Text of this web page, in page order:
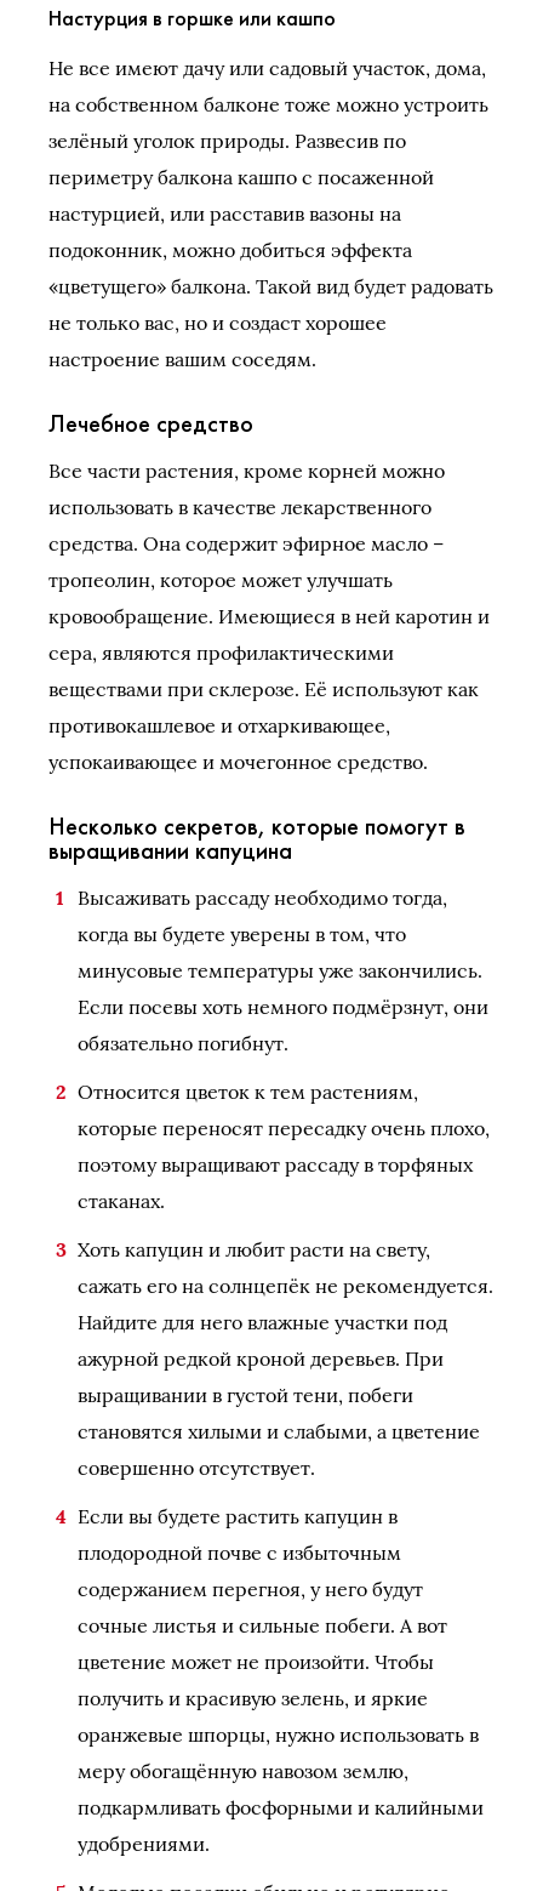
Настурция в горшке или кашпо
Не все имеют дачу или садовый участок, дома,
на собственном балконе тоже можно устроить
зелёный уголок природы. Развесив по
периметру балкона кашпо с посаженной
настурцией, или расставив вазоны на
подоконник, можно добиться эффекта
«цветущего» балкона. Такой вид будет радовать
не только вас, но и создаст хорошее
настроение вашим соседям.
Лечебное средство
Все части растения, кроме корней можно
использовать в качестве лекарственного
средства. Она содержит эфирное масло –
тропеолин, которое может улучшать
кровообращение. Имеющиеся в ней каротин и
сера, являются профилактическими
веществами при склерозе. Её используют как
противокашлевое и отхаркивающее,
успокаивающее и мочегонное средство.
Несколько секретов, которые помогут в
выращивании капуцина
Высаживать рассаду необходимо тогда,
когда вы будете уверены в том, что
минусовые температуры уже закончились.
Если посевы хоть немного подмёрзнут, они
обязательно погибнут.
Относится цветок к тем растениям,
которые переносят пересадку очень плохо,
поэтому выращивают рассаду в торфяных
стаканах.
Хоть капуцин и любит расти на свету,
сажать его на солнцепёк не рекомендуется.
Найдите для него влажные участки под
ажурной редкой кроной деревьев. При
выращивании в густой тени, побеги
становятся хилыми и слабыми, а цветение
совершенно отсутствует.
Если вы будете растить капуцин в
плодородной почве с избыточным
содержанием перегноя, у него будут
сочные листья и сильные побеги. А вот
цветение может не произойти. Чтобы
получить и красивую зелень, и яркие
оранжевые шпорцы, нужно использовать в
меру обогащённую навозом землю,
подкармливать фосфорными и калийными
удобрениями.